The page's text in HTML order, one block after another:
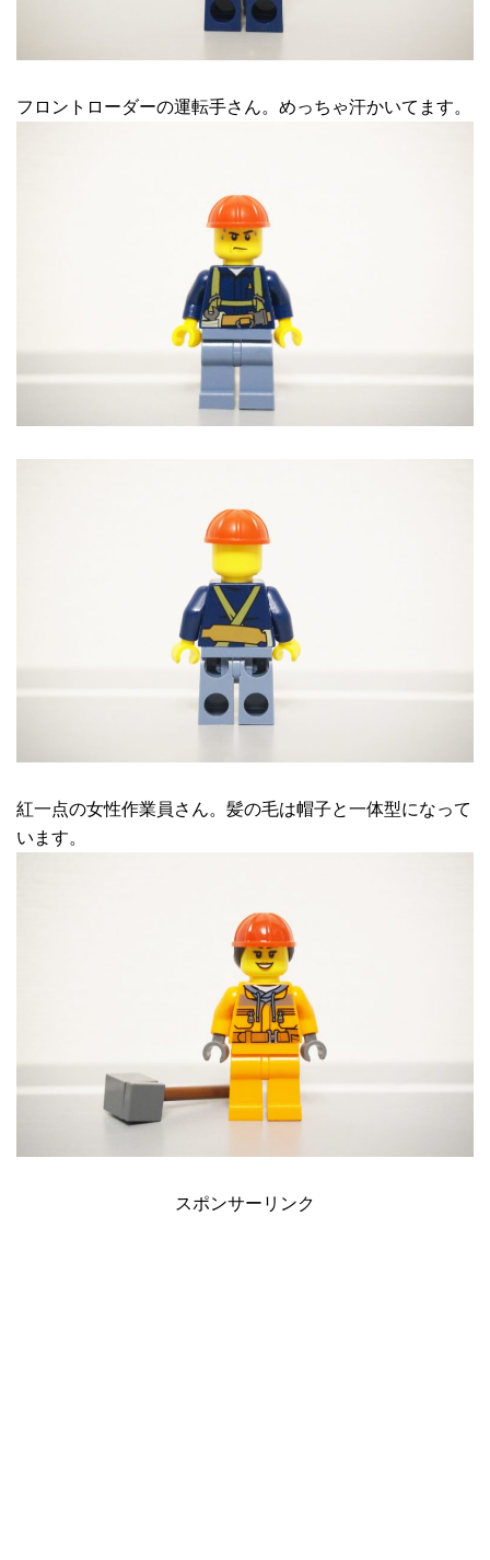
フロントローダーの運転手さん。めっちゃ汗かいてます。
紅一点の女性作業員さん。髪の毛は帽子と一体型になって
います。
スポンサーリンク